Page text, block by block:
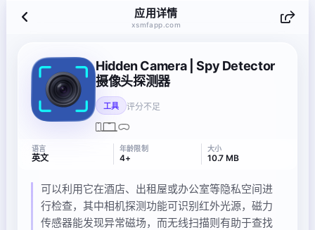
应用详情
xsmfapp.com
Hidden Camera | Spy Detector
摄像头探测器
工具 评分不足
语言
英文
年龄限制
4+
大小
10.7 MB
可以利用它在酒店、出租屋或办公室等隐私空间进
行检查，其中相机探测功能可识别红外光源，磁力
传感器能发现异常磁场，而无线扫描则有助于查找